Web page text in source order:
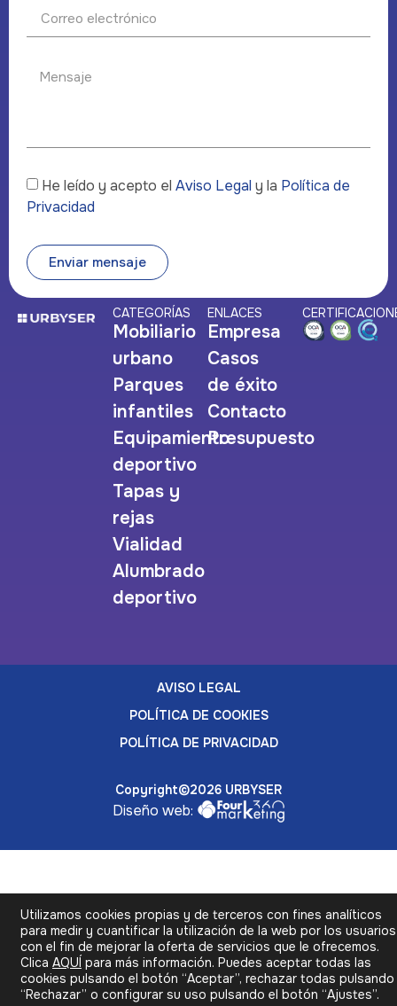
He leído y acepto el Aviso Legal y la Política de
Privacidad
Enviar mensaje
CATEGORÍAS
Mobiliario
urbano
Parques
infantiles
Equipamiento
deportivo
Tapas y
rejas
Vialidad
Alumbrado
deportivo
ENLACES
Empresa
Casos
de éxito
Contacto
Presupuesto
AVISO LEGAL
POLÍTICA DE COOKIES
POLÍTICA DE PRIVACIDAD
Copyright©2026 URBYSER
Diseño web:
Utilizamos cookies propias y de terceros con fines analíticos
para medir y cuantificar la utilización de la web por los usuarios
con el fin de mejorar la oferta de servicios que le ofrecemos.
Clica AQUÍ para más información. Puedes aceptar todas las
cookies pulsando el botón “Aceptar”, rechazar todas pulsando
“Rechazar” o configurar su uso pulsando el botón “Ajustes”.